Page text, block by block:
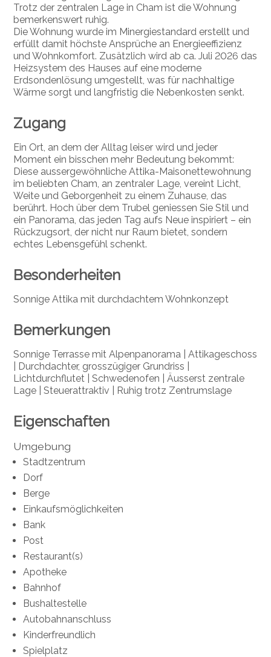
Trotz der zentralen Lage in Cham ist die Wohnung
bemerkenswert ruhig.
Die Wohnung wurde im Minergiestandard erstellt und
erfüllt damit höchste Ansprüche an Energieeffizienz
und Wohnkomfort. Zusätzlich wird ab ca. Juli 2026 das
Heizsystem des Hauses auf eine moderne
Erdsondenlösung umgestellt, was für nachhaltige
Wärme sorgt und langfristig die Nebenkosten senkt.
Zugang
Ein Ort, an dem der Alltag leiser wird und jeder
Moment ein bisschen mehr Bedeutung bekommt:
Diese aussergewöhnliche Attika-Maisonettewohnung
im beliebten Cham, an zentraler Lage, vereint Licht,
Weite und Geborgenheit zu einem Zuhause, das
berührt. Hoch über dem Trubel geniessen Sie Stil und
ein Panorama, das jeden Tag aufs Neue inspiriert – ein
Rückzugsort, der nicht nur Raum bietet, sondern
echtes Lebensgefühl schenkt.
Besonderheiten
Sonnige Attika mit durchdachtem Wohnkonzept
Bemerkungen
Sonnige Terrasse mit Alpenpanorama | Attikageschoss
| Durchdachter, grosszügiger Grundriss |
Lichtdurchflutet |Schwedenofen | Äusserst zentrale
Lage | Steuerattraktiv | Ruhig trotz Zentrumslage
Eigenschaften
Umgebung
Stadtzentrum
Dorf
Berge
Einkaufsmöglichkeiten
Bank
Post
Restaurant(s)
Apotheke
Bahnhof
Bushaltestelle
Autobahnanschluss
Kinderfreundlich
Spielplatz